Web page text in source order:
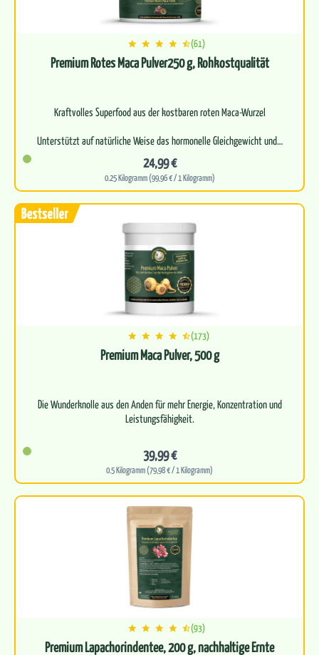
(61)
Premium Rotes Maca Pulver250 g, Rohkostqualität
Kraftvolles Superfood aus der kostbaren roten Maca-Wurzel
Unterstützt auf natürliche Weise das hormonelle Gleichgewicht und…
24,99 €
0.25 Kilogramm (99,96 € / 1 Kilogramm)
(173)
Premium Maca Pulver, 500 g
Die Wunderknolle aus den Anden für mehr Energie, Konzentration und
Leistungsfähigkeit.
39,99 €
0.5 Kilogramm (79,98 € / 1 Kilogramm)
(93)
Premium Lapachorindentee, 200 g, nachhaltige Ernte